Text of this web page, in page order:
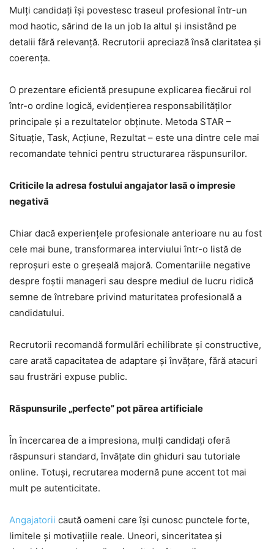
Mulți candidați își povestesc traseul profesional într-un
mod haotic, sărind de la un job la altul și insistând pe
detalii fără relevanță. Recrutorii apreciază însă claritatea și
coerența.
O prezentare eficientă presupune explicarea fiecărui rol
într-o ordine logică, evidențierea responsabilităților
principale și a rezultatelor obținute. Metoda STAR –
Situație, Task, Acțiune, Rezultat – este una dintre cele mai
recomandate tehnici pentru structurarea răspunsurilor.
Criticile la adresa fostului angajator lasă o impresie
negativă
Chiar dacă experiențele profesionale anterioare nu au fost
cele mai bune, transformarea interviului într-o listă de
reproșuri este o greșeală majoră. Comentariile negative
despre foștii manageri sau despre mediul de lucru ridică
semne de întrebare privind maturitatea profesională a
candidatului.
Recrutorii recomandă formulări echilibrate și constructive,
care arată capacitatea de adaptare și învățare, fără atacuri
sau frustrări expuse public.
Răspunsurile „perfecte” pot părea artificiale
În încercarea de a impresiona, mulți candidați oferă
răspunsuri standard, învățate din ghiduri sau tutoriale
online. Totuși, recrutarea modernă pune accent tot mai
mult pe autenticitate.
Angajatorii caută oameni care își cunosc punctele forte,
limitele și motivațiile reale. Uneori, sinceritatea și